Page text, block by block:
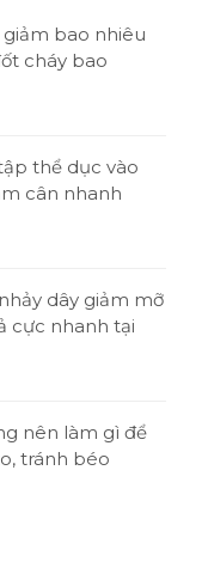
bao nhiêu
cháy bao
thể dục vào
cân nhanh
dây giảm mỡ
cực nhanh tại
nên làm gì để
tránh béo